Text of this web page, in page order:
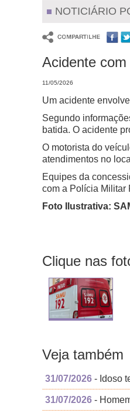
NOTICIÁRIO
Acidente
11/05/2026
Um acidente
Segundo
batida. O acidente
O motorista do
atendimentos no
Equipes da
com a Polícia Militar
Foto Ilustrativa:
Clique nas
Veja também
31/07/2026 - Idoso
31/07/2026 -